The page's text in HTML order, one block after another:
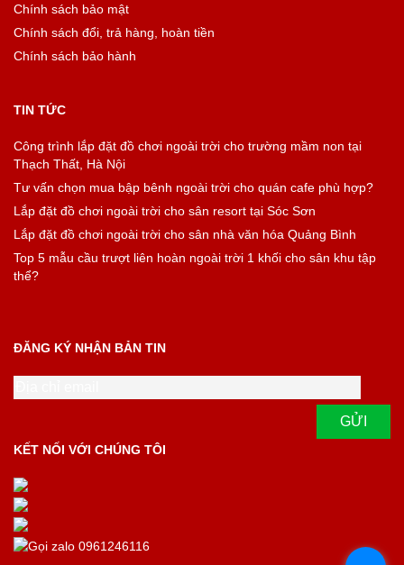
Chính sách bảo mật
Chính sách đổi, trả hàng, hoàn tiền
Chính sách bảo hành
TIN TỨC
Công trình lắp đặt đồ chơi ngoài trời cho trường mầm non tại
Thạch Thất, Hà Nội
Tư vấn chọn mua bập bênh ngoài trời cho quán cafe phù hợp?
Lắp đặt đồ chơi ngoài trời cho sân resort tại Sóc Sơn
Lắp đặt đồ chơi ngoài trời cho sân nhà văn hóa Quảng Bình
Top 5 mẫu cầu trượt liên hoàn ngoài trời 1 khối cho sân khu tập
thể?
ĐĂNG KÝ NHẬN BẢN TIN
KẾT NỐI VỚI CHÚNG TÔI